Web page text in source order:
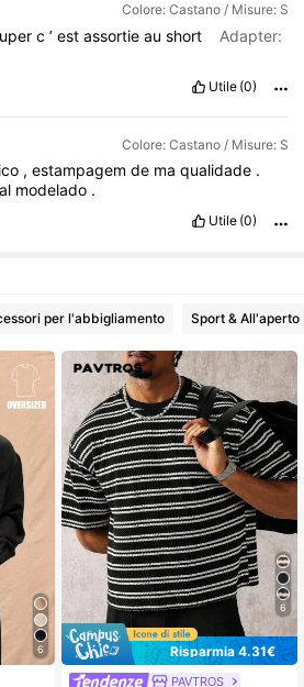
Colore: Castano / Misure: S
c’estassortieaushort
Adapter:
Utile (0)
Colore: Castano / Misure: S
,estampagemde maqualidade .
modelado .
Utile (0)
per l'abbigliamento Sport & All'aperto
6
6
Risparmia 4.31€
PAVTROS